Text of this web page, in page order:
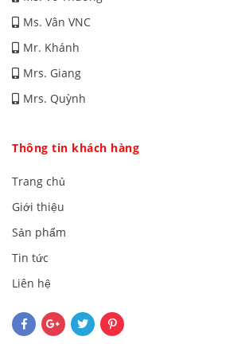
Ms. Vân VNC
Mr. Khánh
Mrs. Giang
Mrs. Quỳnh
Thông tin khách hàng
Trang chủ
Giới thiệu
Sản phẩm
Tin tức
Liên hệ